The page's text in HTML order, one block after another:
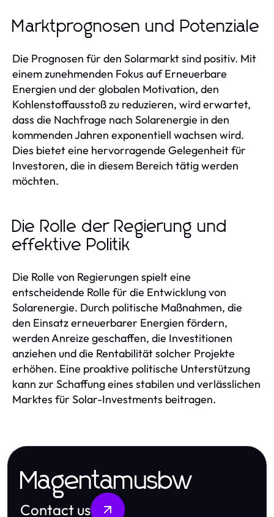
Marktprognosen und Potenziale
Die Prognosen für den Solarmarkt sind positiv. Mit
einem zunehmenden Fokus auf Erneuerbare
Energien und der globalen Motivation, den
Kohlenstoffausstoß zu reduzieren, wird erwartet,
dass die Nachfrage nach Solarenergie in den
kommenden Jahren exponentiell wachsen wird.
Dies bietet eine hervorragende Gelegenheit für
Investoren, die in diesem Bereich tätig werden
möchten.
Die Rolle der Regierung und
effektive Politik
Die Rolle von Regierungen spielt eine
entscheidende Rolle für die Entwicklung von
Solarenergie. Durch politische Maßnahmen, die
den Einsatz erneuerbarer Energien fördern,
werden Anreize geschaffen, die Investitionen
anziehen und die Rentabilität solcher Projekte
erhöhen. Eine proaktive politische Unterstützung
kann zur Schaffung eines stabilen und verlässlichen
Marktes für Solar-Investments beitragen.
Magentamusbw
Contact us